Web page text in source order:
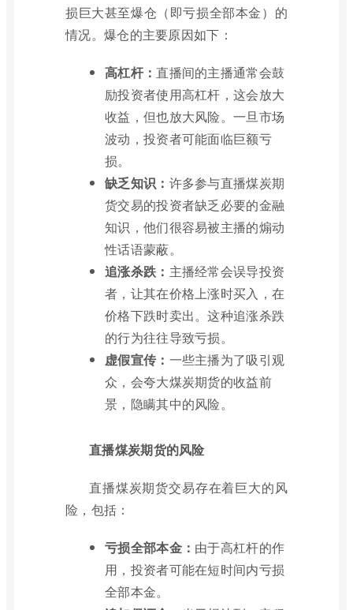
损巨大甚至爆仓（即亏损全部本金）的
情况。爆仓的主要原因如下：
高杠杆： 直播间的主播通常会鼓
励投资者使用高杠杆，这会放大
收益，但也放大风险。一旦市场
波动，投资者可能面临巨额亏
损。
缺乏知识： 许多参与直播煤炭期
货交易的投资者缺乏必要的金融
知识，他们很容易被主播的煽动
性话语蒙蔽。
追涨杀跌： 主播经常会误导投资
者，让其在价格上涨时买入，在
价格下跌时卖出。这种追涨杀跌
的行为往往导致亏损。
虚假宣传： 一些主播为了吸引观
众，会夸大煤炭期货的收益前
景，隐瞒其中的风险。
直播煤炭期货的风险
直播煤炭期货交易存在着巨大的风
险，包括：
亏损全部本金： 由于高杠杆的作
用，投资者可能在短时间内亏损
全部本金。